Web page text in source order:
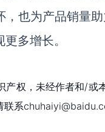
，也为产品销量
多增长。
产权，未经作者和/或
联系